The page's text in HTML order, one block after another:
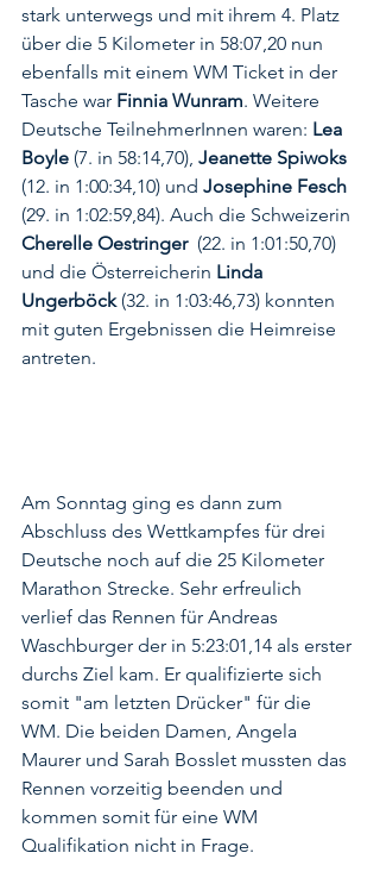
stark unterwegs und mit ihrem 4. Platz
über die 5 Kilometer in 58:07,20 nun
ebenfalls mit einem WM Ticket in der
Tasche war Finnia Wunram. Weitere
Deutsche TeilnehmerInnen waren: Lea
Boyle (7. in 58:14,70), Jeanette Spiwoks
(12. in 1:00:34,10) und Josephine Fesch
(29. in 1:02:59,84). Auch die Schweizerin
Cherelle Oestringer (22. in 1:01:50,70)
und die Österreicherin Linda
Ungerböck (32. in 1:03:46,73) konnten
mit guten Ergebnissen die Heimreise
antreten.
Am Sonntag ging es dann zum
Abschluss des Wettkampfes für drei
Deutsche noch auf die 25 Kilometer
Marathon Strecke. Sehr erfreulich
verlief das Rennen für Andreas
Waschburger der in 5:23:01,14 als erster
durchs Ziel kam. Er qualifizierte sich
somit "am letzten Drücker" für die
WM. Die beiden Damen, Angela
Maurer und Sarah Bosslet mussten das
Rennen vorzeitig beenden und
kommen somit für eine WM
Qualifikation nicht in Frage.